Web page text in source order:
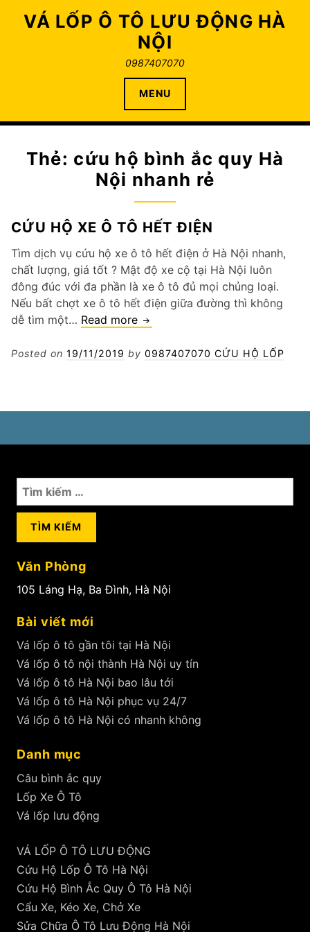
VÁ LỐP Ô TÔ LƯU ĐỘNG HÀ
NỘI
0987407070
MENU
Thẻ: cứu hộ bình ắc quy Hà
Nội nhanh rẻ
CỨU HỘ XE Ô TÔ HẾT ĐIỆN
Tìm dịch vụ cứu hộ xe ô tô hết điện ở Hà Nội nhanh,
chất lượng, giá tốt ? Mật độ xe cộ tại Hà Nội luôn
đông đúc với đa phần là xe ô tô đủ mọi chủng loại.
Nếu bất chợt xe ô tô hết điện giữa đường thì không
dễ tìm một… Read more Cứu
xe
Posted on 19/11/2019 by 0987407070 CỨU HỘ LỐP
Tìm
kiếm
cho:
Văn Phòng
105 Láng Hạ, Ba Đình, Hà Nội
Bài viết mới
Vá lốp ô tô gần tôi tại Hà Nội
Vá lốp ô tô nội thành Hà Nội uy tín
Vá lốp ô tô Hà Nội bao lâu tới
Vá lốp ô tô Hà Nội phục vụ 24/7
Vá lốp ô tô Hà Nội có nhanh không
Danh mục
Câu bình ắc quy
Lốp Xe Ô Tô
Vá lốp lưu động
VÁ LỐP Ô TÔ LƯU ĐỘNG
Cứu Hộ Lốp Ô Tô Hà Nội
Cứu Hộ Bình Ắc Quy Ô Tô Hà Nội
Cẩu Xe, Kéo Xe, Chở Xe
Sửa Chữa Ô Tô Lưu Động Hà Nội